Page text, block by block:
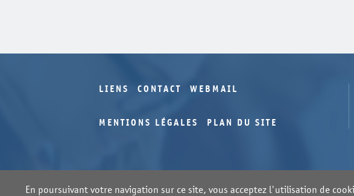
LIENS CONTACT WEBMAIL
MENTIONS LÉGALES PLAN DU SITE
En poursuivant votre navigation sur ce site, vous acceptez l'utilisation de